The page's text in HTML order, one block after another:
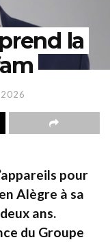
la
pour
Alègre à sa
ans.
du Groupe